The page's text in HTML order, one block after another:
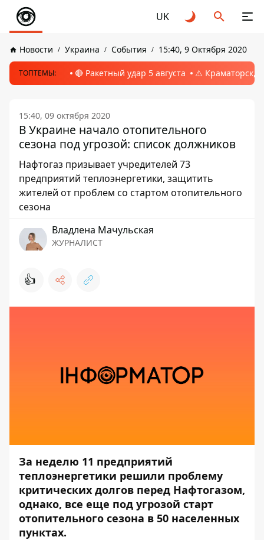
UK
Новости Украина События 15:40, 9 Октября 2020
ТОПТЕМЫ: 🔴 Ракетный удар 5 августа ⚠️ Краматорск,
15:40, 09 октября 2020
В Украине начало отопительного
сезона под угрозой: список должников
Нафтогаз призывает учредителей 73
предприятий теплоэнергетики, защитить
жителей от проблем со стартом отопительного
сезона
Владлена Мачульская
ЖУРНАЛИСТ
👍
За неделю 11 предприятий
теплоэнергетики решили проблему
критических долгов перед Нафтогазом,
однако, все еще под угрозой старт
отопительного сезона в 50 населенных
пунктах.